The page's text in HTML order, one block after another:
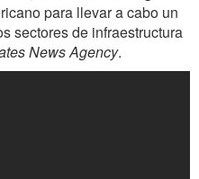
para llevar a cabo un
sectores de infraestructura
News Agency.